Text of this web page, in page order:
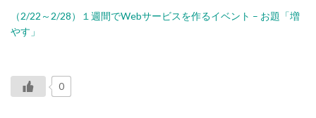
（2/22～2/28）１週間でWebサービスを作るイベント – お題「増
やす」
0